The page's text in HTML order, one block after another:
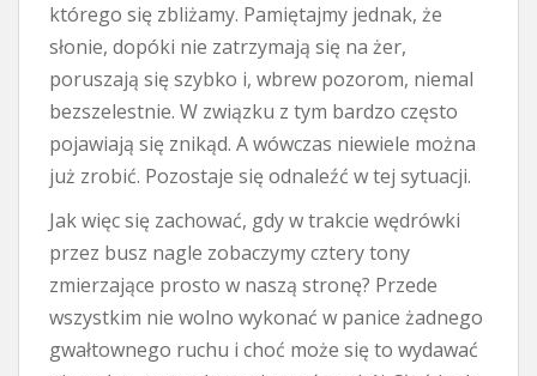
którego się zbliżamy. Pamiętajmy jednak, że
słonie, dopóki nie zatrzymają się na żer,
poruszają się szybko i, wbrew pozorom, niemal
bezszelestnie. W związku z tym bardzo często
pojawiają się znikąd. A wówczas niewiele można
już zrobić. Pozostaje się odnaleźć w tej sytuacji.
Jak więc się zachować, gdy w trakcie wędrówki
przez busz nagle zobaczymy cztery tony
zmierzające prosto w naszą stronę? Przede
wszystkim nie wolno wykonać w panice żadnego
gwałtownego ruchu i choć może się to wydawać